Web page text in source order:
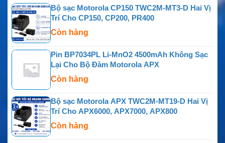
Bộ sạc Motorola CP150 TWC2M-MT3-D Hai Vị
Trí Cho CP150, CP200, PR400
Còn hàng
Pin BP7034PL Li-MnO2 4500mAh Không Sạc
Lại Cho Bộ Đàm Motorola APX
Còn hàng
Bộ sạc Motorola APX TWC2M-MT19-D Hai Vị
Trí Cho APX6000, APX7000, APX800
Còn hàng